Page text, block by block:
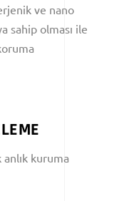
ve nano
sahip olması ile
kuruma